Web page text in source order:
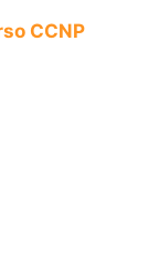
CCNP